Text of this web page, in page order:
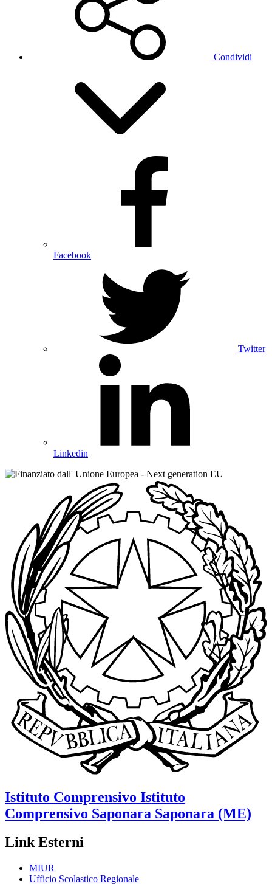
Condividi
Facebook
Twitter
Linkedin
Istituto Comprensivo Istituto
Comprensivo Saponara Saponara (ME)
Link Esterni
MIUR
Ufficio Scolastico Regionale